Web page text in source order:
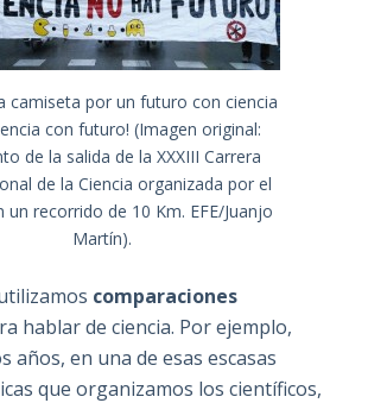
camiseta por un futuro con ciencia
con futuro! (Imagen original:
de la salida de la XXXIII Carrera
de la Ciencia organizada por el
un recorrido de 10 Km. EFE/Juanjo
Martín).
comparaciones
hablar de ciencia. Por ejemplo,
años, en una de esas escasas
que organizamos los científicos,